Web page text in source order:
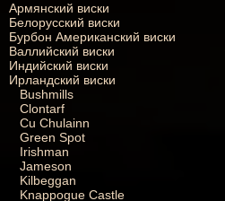
Армянский виски
Белорусский виски
Бурбон Американский виски
Валлийский виски
Индийский виски
Ирландский виски
Bushmills
Clontarf
Cu Chulainn
Green Spot
Irishman
Jameson
Kilbeggan
Knappogue Castle